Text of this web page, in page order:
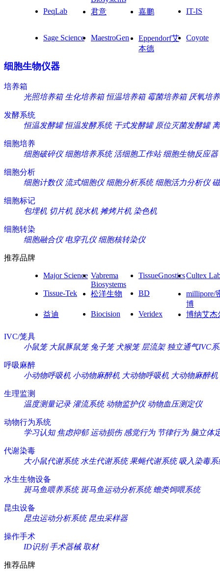
PeqLab
君意 嘉鹏 IT-IS
Sage Science MaestroGen
Eppendorf艾
本德
Coyote
细胞生物仪器
培养箱
光照培养箱 生化培养箱 恒温培养箱 霉菌培养箱 厌氧培
发酵系统
恒温发酵罐 恒温发酵系统 干式发酵罐 原位灭菌发酵罐
细胞培养
细胞破碎仪 细胞培养系统 活细胞工作站 细胞生物反应器
细胞分析
细胞计数仪 流式细胞仪 细胞分析系统 细胞活力分析仪
细胞标记
包埋机 切片机 脱水机 摊烤片机 染色机
细胞转染
细胞融合仪 电穿孔仪 细胞核转染仪
推荐品牌
Major Science Vabrema
Biosystems
TissueGnosticsCultex
Tissue-Tek 松洋生物 BD
millipore/
博
益迪
Biocision Veridex 博纳艾杰
IVC/笼具
小鼠笼 大鼠豚鼠笼 兔子笼 犬猴笼 层流架 独立通气IVC
呼吸麻醉
小动物呼吸机 小动物麻醉机 大动物呼吸机 大动物麻醉机
生理监测
温度测量记录 灌流系统 动物监护仪 动物血压测定仪
动物行为系统
学习认知 焦虑抑郁 运动损伤 感觉行为 节律行为 脑立体
代谢染毒
大小鼠代谢系统 水生代谢系统 果蝇代谢系统 吸入染毒系
水生生物设备
斑马鱼喂养系统 斑马鱼运动分析系统 蟾类饲喂系统
昆虫设备
昆虫运动分析系统 昆虫采样器
操作手术
ID识别 手术器械 取材
推荐品牌